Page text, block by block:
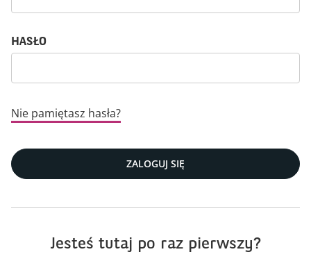
HASŁO
Nie pamiętasz hasła?
ZALOGUJ SIĘ
Jesteś tutaj po raz pierwszy?